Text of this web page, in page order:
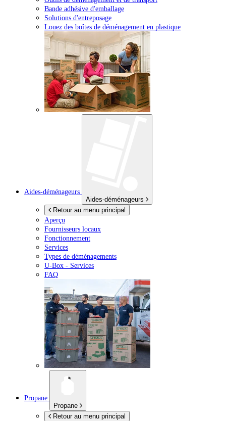
Bande adhésive d'emballage
Solutions d'entreposage
Louez des boîtes de déménagement en plastique
Aides-déménageurs
Aides-déménageurs
Retour au menu principal
Aperçu
Fournisseurs locaux
Fonctionnement
Services
Types de déménagements
U-Box - Services
FAQ
Propane
Propane
Retour au menu principal